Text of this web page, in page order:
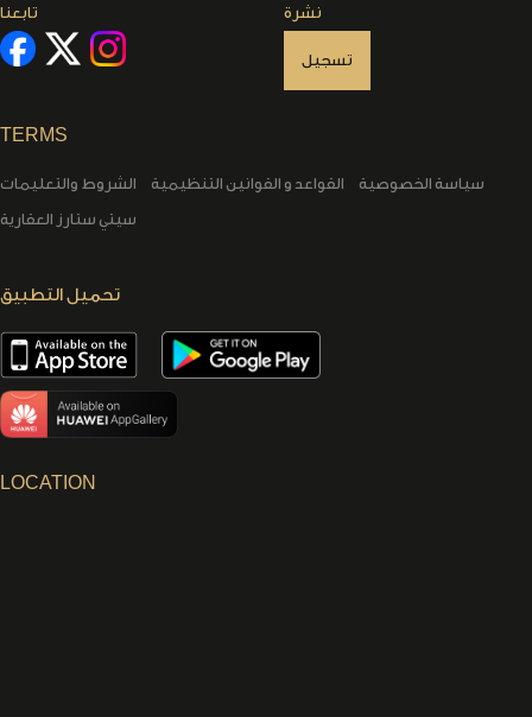
تابعنا نشرة
تسجيل
TERMS
الشروط والتعليمات القواعد و القوانين التنظيمية
سياسة الخصوصية
سيتي ستارز العقارية
تحميل التطبيق
LOCATION